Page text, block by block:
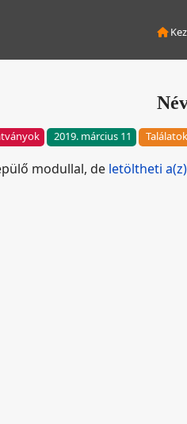
2019. március 11
modullal, de letöltheti